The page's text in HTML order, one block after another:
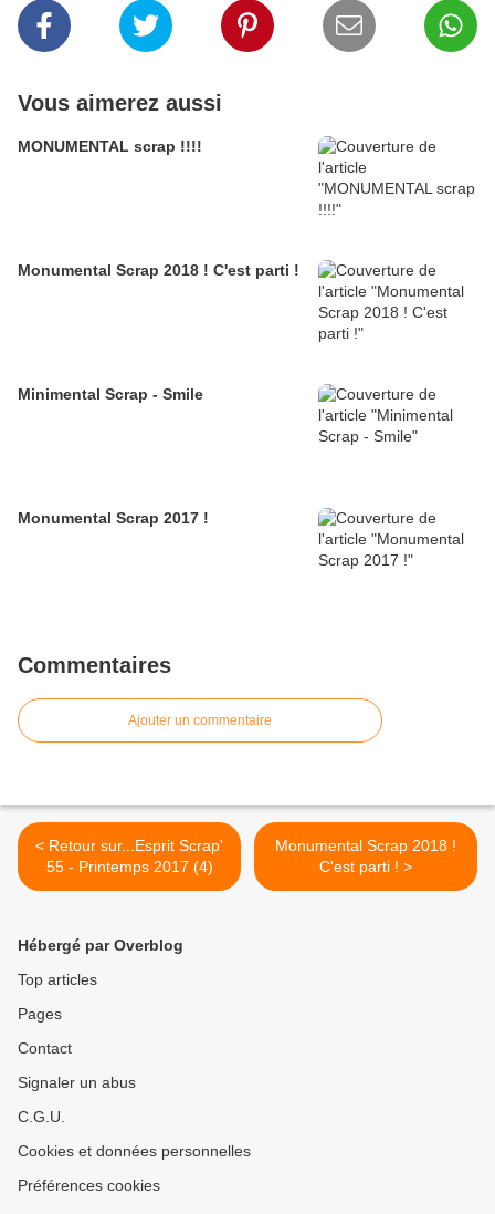
Vous aimerez aussi
MONUMENTAL scrap !!!!
Monumental Scrap 2018 ! C'est parti !
Minimental Scrap - Smile
Monumental Scrap 2017 !
Commentaires
Ajouter un commentaire
< Retour sur...Esprit Scrap'
55 - Printemps 2017 (4)
Monumental Scrap 2018 !
C'est parti ! >
Hébergé par Overblog
Top articles
Pages
Contact
Signaler un abus
C.G.U.
Cookies et données personnelles
Préférences cookies